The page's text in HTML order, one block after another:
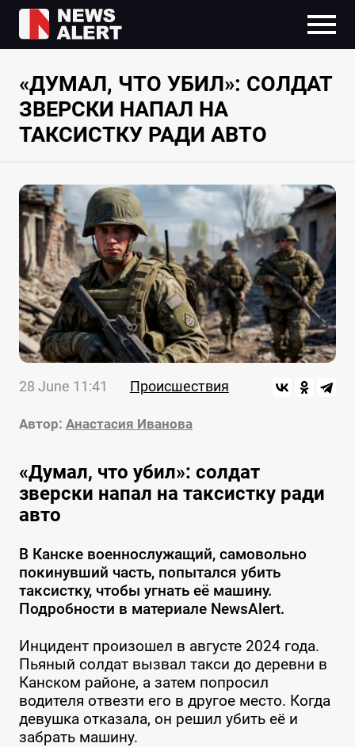
«ДУМАЛ, ЧТО УБИЛ»: СОЛДАТ
ЗВЕРСКИ НАПАЛ НА
ТАКСИСТКУ РАДИ АВТО
28 June 11:41 Происшествия
Автор: Анастасия Иванова
«Думал, что убил»: солдат
зверски напал на таксистку ради
авто
В Канске военнослужащий, самовольно
покинувший часть, попытался убить
таксистку, чтобы угнать её машину.
Подробности в материале NewsAlert.
Инцидент произошел в августе 2024 года.
Пьяный солдат вызвал такси до деревни в
Канском районе, а затем попросил
водителя отвезти его в другое место. Когда
девушка отказала, он решил убить её и
забрать машину.